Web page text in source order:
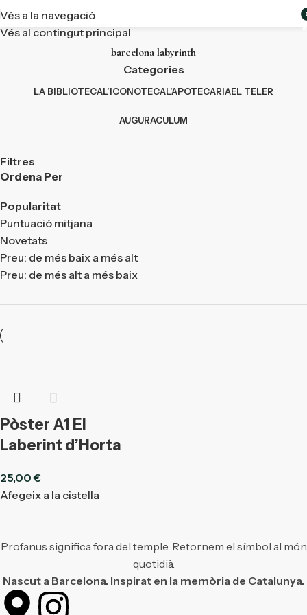
Vés a la navegació
Vés al contingut principal
barcelona labyrinth
Categories
LA BIBLIOTECAL’ICONOTECAL’APOTECARIAEL TELER
AUGURACULUM
Filtres
Ordena Per
Popularitat
Puntuació mitjana
Novetats
Preu: de més baix a més alt
Preu: de més alt a més baix
Pòster A1 El
Laberint d’Horta
25,00€
Afegeix a la cistella
Profanus significa fora del temple. Retornem el símbol al món
quotidià.
Nascut a Barcelona. Inspirat en la memòria de Catalunya.